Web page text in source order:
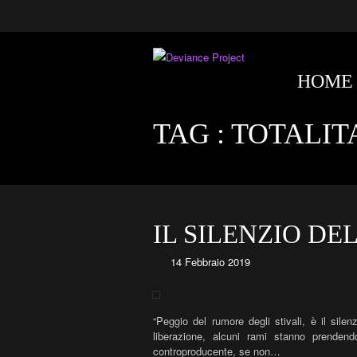
HOME
TAG :
IL SILENZIO
14 Febbraio 2019
“Peggio del rumore degli stivali, è il
liberazione, alcuni rami stanno
controproducente, se non…